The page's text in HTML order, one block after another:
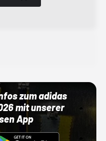
zum adidas
mit unserer
App